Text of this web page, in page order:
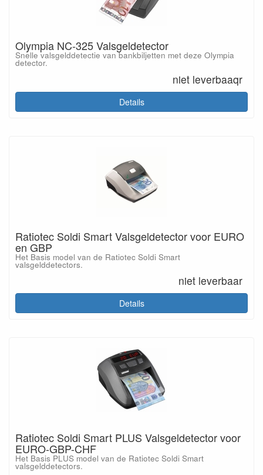
Olympia NC-325 Valsgeldetector
Snelle valsgelddetectie van bankbiljetten met deze Olympia
detector.
niet leverbaaqr
Details
Ratiotec Soldi Smart Valsgeldetector voor EURO
en GBP
Het Basis model van de Ratiotec Soldi Smart
valsgelddetectors.
niet leverbaar
Details
Ratiotec Soldi Smart PLUS Valsgeldetector voor
EURO-GBP-CHF
Het Basis PLUS model van de Ratiotec Soldi Smart
valsgelddetectors.